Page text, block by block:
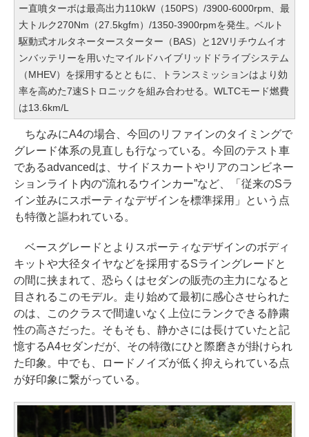
ー直噴ターボは最高出力110kW（150PS）/3900-6000rpm、最
大トルク270Nm（27.5kgfm）/1350-3900rpmを発生。ベルト
駆動式オルタネータースターター（BAS）と12Vリチウムイオ
ンバッテリーを用いたマイルドハイブリッドドライブシステム
（MHEV）を採用するとともに、トランスミッションはより効
率を高めた7速Sトロニックを組み合わせる。WLTCモード燃費
は13.6km/L
ちなみにA4の場合、今回のリファインのタイミングで
グレード体系の見直しも行なっている。今回のテスト車
であるadvancedは、サイドスカートやリアのコンビネー
ションライト内の“流れるウインカー”など、「従来のSラ
イン並みにスポーティなデザインを標準採用」という点
も特徴と謳われている。
ベースグレードとよりスポーティなデザインのボディ
キットや大径タイヤなどを採用するSライングレードと
の間に挟まれて、恐らくはセダンの販売の主力になると
目されるこのモデル。走り始めて最初に感心させられた
のは、このクラスで間違いなく上位にランクできる静粛
性の高さだった。そもそも、静かさには長けていたと記
憶するA4セダンだが、その特徴にひと際磨きが掛けられ
た印象。中でも、ロードノイズが低く抑えられている点
が好印象に繋がっている。